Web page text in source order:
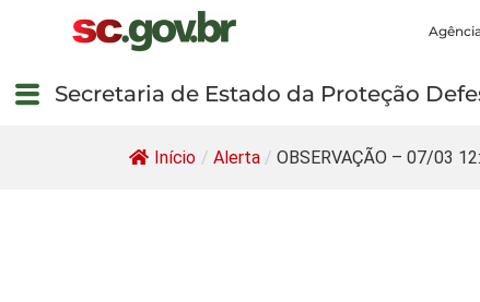
Secretaria de Estado da Proteção
Início / Alerta / OBSERVAÇÃO – 07/03